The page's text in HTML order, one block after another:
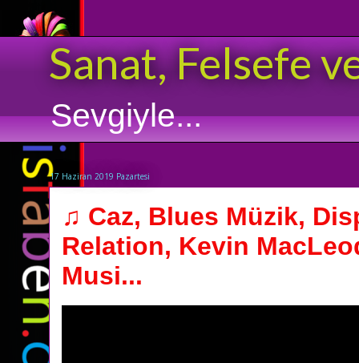
Sanat, Felsefe
Sevgiyle...
17 Haziran 2019 Pazartesi
♫ Caz, Blues Müzik,
Relation, Kevin
Musi...